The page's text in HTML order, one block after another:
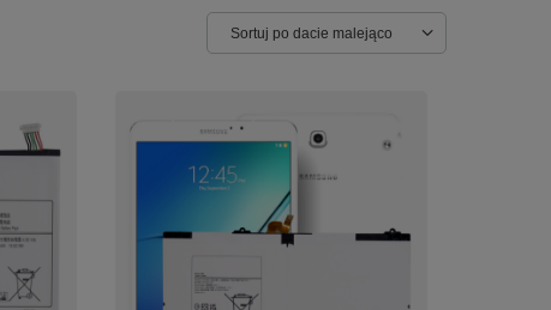
Zmień sortowanie
Sortuj po dacie malejąco